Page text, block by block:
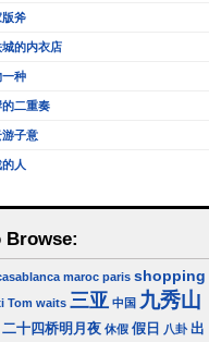
版斧
城的内衣店
一种
的二重奏
游子意
人
Browse:
maroc paris shopping
Tom waits 三亚 中国 九秀山
二十四桥明月夜 休假 假日 八卦 出